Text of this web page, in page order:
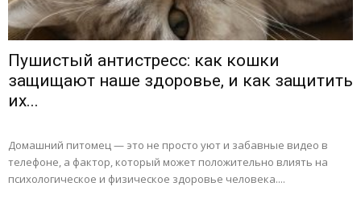
Пушистый антистресс: как кошки
защищают наше здоровье, и как защитить
их...
Домашний питомец — это не просто уют и забавные видео в
телефоне, а фактор, который может положительно влиять на
психологическое и физическое здоровье человека....